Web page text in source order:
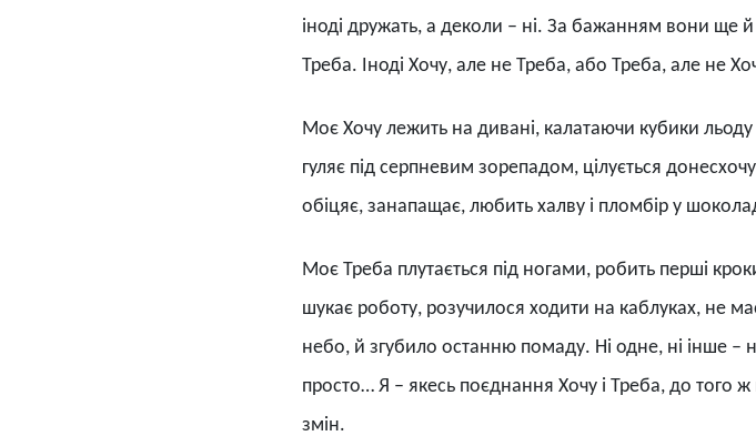
іноді дружать, а деколи – ні. За бажанням вони ще
Треба. Іноді Хочу, але не Треба, або Треба, але не
Моє Хочу лежить на дивані, калатаючи кубики льоду
гуляє під серпневим зорепадом, цілується
обіцяє, занапащає, любить халву і пломбір у
Моє Треба плутається під ногами, робить перші
шукає роботу, розучилося ходити на каблуках, не
небо, й згубило останню помаду. Ні одне, ні інше –
просто… Я – якесь поєднання Хочу і Треба, до того
змін.